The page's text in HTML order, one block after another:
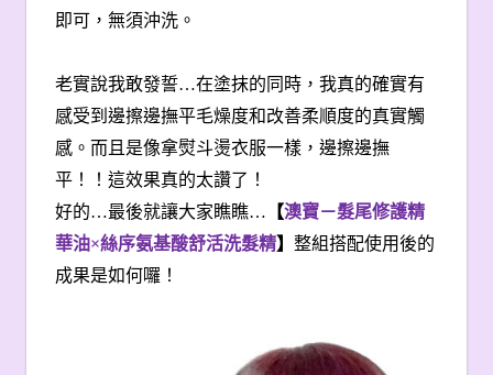
即可，無須沖洗。
老實說我敢發誓…在塗抹的同時，我真的確實有
感受到邊擦邊撫平毛燥度和改善柔順度的真實觸
感。而且是像拿熨斗燙衣服一樣，邊擦邊撫
平！！這效果真的太讚了！
好的…最後就讓大家瞧瞧… 【澳寶－髮尾修護精
華油×絲序氨基酸舒活洗髮精】 整組搭配使用後的
成果是如何囉！